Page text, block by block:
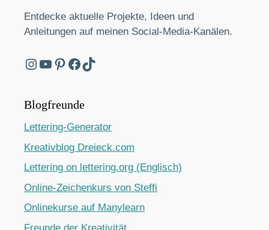
Entdecke aktuelle Projekte, Ideen und
Anleitungen auf meinen Social-Media-Kanälen.
Instagram
YouTube
Pinterest
Facebook
TikTok
Blogfreunde
Lettering-Generator
Kreativblog Dreieck.com
Lettering on lettering.org (Englisch)
Online-Zeichenkurs von Steffi
Onlinekurse auf Manylearn
Freunde der Kreativität